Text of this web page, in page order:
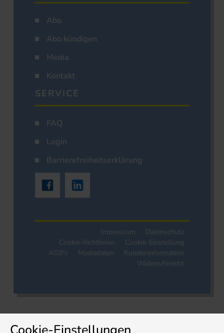
Abo
Abo kündigen
Media
Kontakt
SERVICE
FAQ
Login
Barrierefreiheitserklärung
Impressum
Datenschutz
Cookie-Richtlinien
Cookie-Einstellung
AGB's
Mediadaten
Kundeninformation
Widerrufsrecht